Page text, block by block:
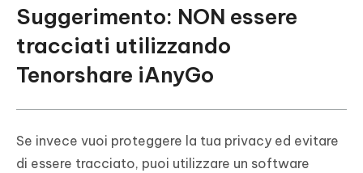
Suggerimento: NON essere
tracciati utilizzando
Tenorshare iAnyGo
Se invece vuoi proteggere la tua privacy ed evitare
di essere tracciato, puoi utilizzare un software